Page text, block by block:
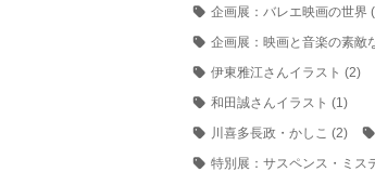
企画展：バレエ映画の世界
企画展：映画と音楽の素敵
伊東雅江さんイラスト (2)
和田誠さんイラスト (1)
川喜多長政・かしこ (2)
特別展：サスペンス・ミス